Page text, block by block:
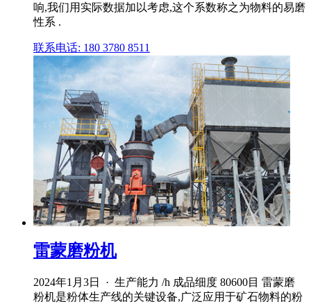
响,我们用实际数据加以考虑,这个系数称之为物料的易磨
性系 .
联系电话: 180 3780 8511
雷蒙磨粉机
2024年1月3日 · 生产能力 /h 成品细度 80600目 雷蒙磨
粉机是粉体生产线的关键设备,广泛应用于矿石物料的粉